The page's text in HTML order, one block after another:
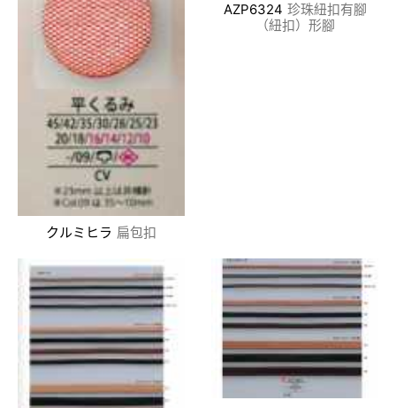
クルミヒラ 扁包扣
AZP6324 珍珠紐扣有腳
（紐扣）形腳